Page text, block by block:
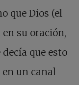
que Dios (el
su oración,
que esto
en un canal